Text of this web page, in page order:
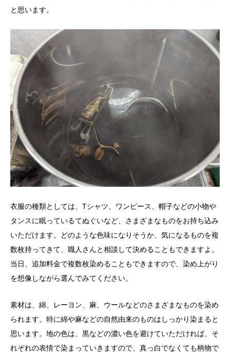
と思います。
衣服の種類としては、Tシャツ、ワンピース、帽子などの小物や
タンスに眠っているてぬぐいなど、さまざまなものをお持ち込み
いただけます。どのような色味になりそうか、気になるものを複
数枚持ってきて、職人さんと相談して決めることもできますよ。
当日、追加料金で複数枚染めることもできますので、染め上がり
を想像しながら選んでみてください。
素材は、綿、レーヨン、麻、ウールなどのさまざまなものを染め
られます。特に綿や麻などの自然由来のものはしっかり染まると
思います。地の色は、黒などの濃い色を避けていただければ、そ
れぞれの表情で染まっていきますので、真っ白でなくても柄物で